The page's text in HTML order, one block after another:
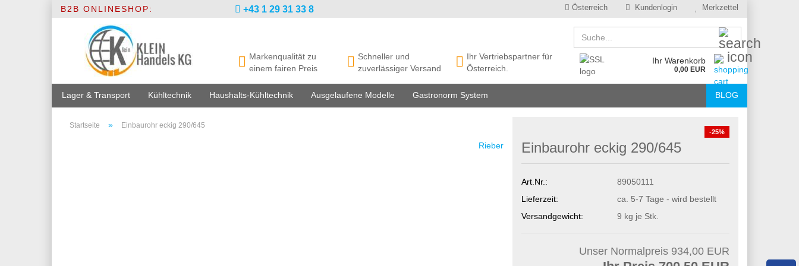
Österreich Kundenlogin Merkzettel
B2B ONLINESHOP:
Markenqualität zu
einem fairen Preis
Schneller und
zuverlässiger Versand
Ihr Vertriebspartner für
Österreich.
+43 1 29 31 33 8
Ihr Warenkorb
0,00 EUR
Lager & Transport Kühltechnik Haushalts-Kühltechnik Ausgelaufene Modelle Gastronorm System BLOG
Startseite » Einbaurohr eckig 290/645
Rieber
-25%
Einbaurohr eckig 290/645
Art.Nr.:
89050111
Lieferzeit:
ca. 5-7 Tage - wird bestellt
Versandgewicht:
9 kg je Stk.
Unser Normalpreis 934,00 EUR